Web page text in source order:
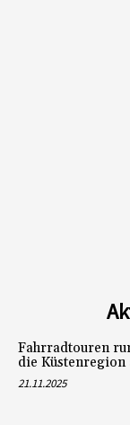
Fahrradtouren
die Küstenregion
21.11.2025